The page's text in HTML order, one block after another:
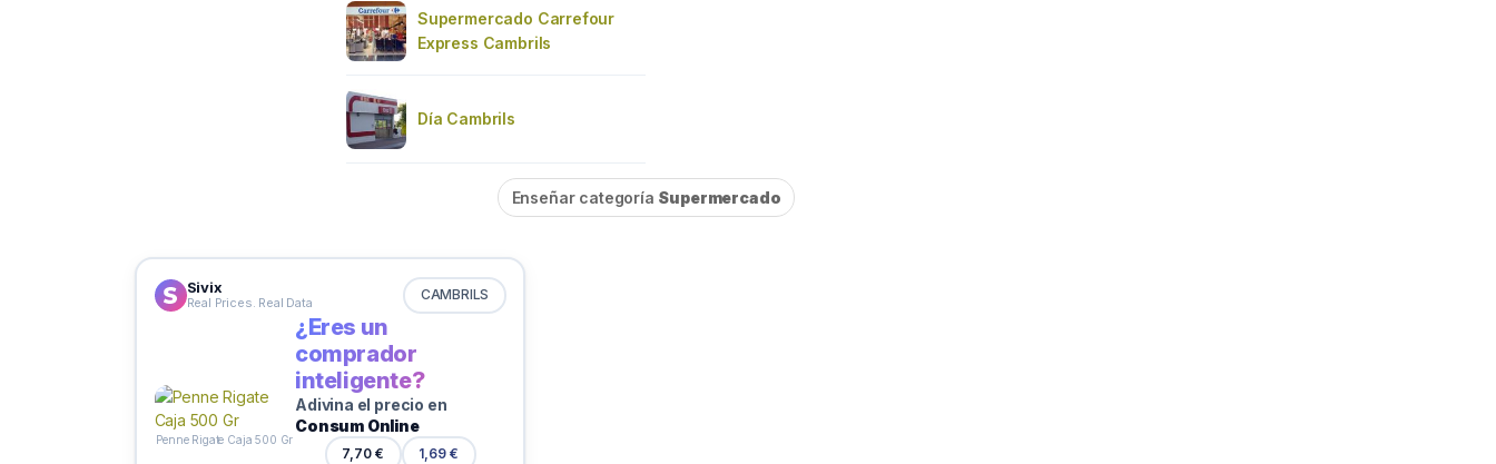
Supermercado Carrefour
Express Cambrils
Día Cambrils
Enseñar categoría Supermercado
Sivix
Real Prices. Real Data CAMBRILS
Penne Rigate Caja 500 Gr
¿Eres un
comprador
inteligente?
Adivina el precio en
Consum Online
7,70 € 1,69 €